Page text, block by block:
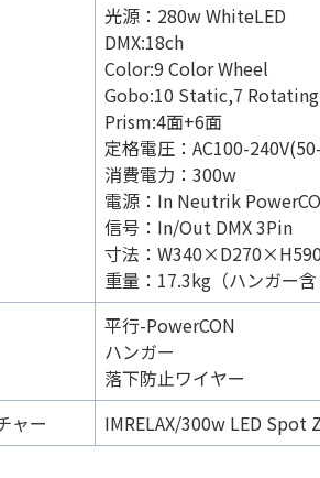
光源：280w WhiteLED
DMX:18ch
Color:9 Color Wheel
Gobo:10 Static,7 Rotating
Prism:4面+6面
定格電圧：AC100-
消費電力：300w
電源：In Neutrik
信号：In/Out DMX 3Pin
寸法：
重量：17.3kg（ハンガー含
平行-PowerCON
ハンガー
落下防止ワイヤー
ャー
IMRELAX/300w LED Spot